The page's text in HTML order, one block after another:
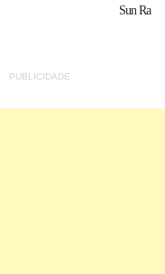
Sun Ra
PUBLICIDADE